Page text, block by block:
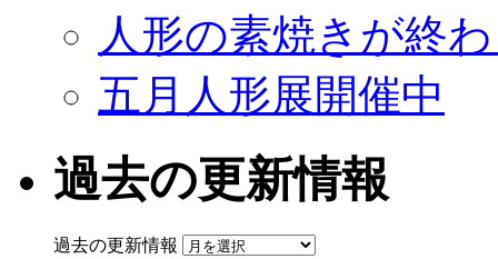
人形の素焼きが終
五月人形展開催中
過去の更新情報
過去の更新情報